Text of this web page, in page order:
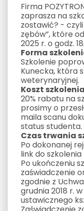
Firma
zaprasza na
zostawić? -
zębów”, które
2025 r. o godz.
Forma
Szkolenie
Kunecka, która
weterynaryjnej.
Koszt
20% rabatu na
prosimy o
maila scanu
status studenta.
Czas trwania
Po dokonanej
link do
Po ukończeniu
zaświadczenie
zgodnie z
grudnia 2018 r.
ustawicznego